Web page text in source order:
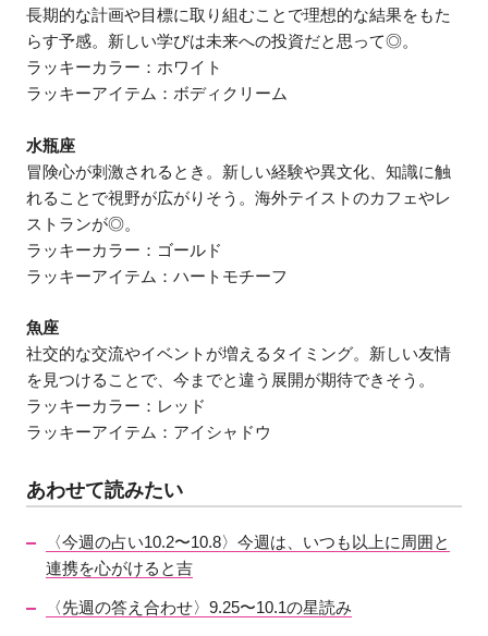
長期的な計画や目標に取り組むことで理想的な結果をもた
らす予感。新しい学びは未来への投資だと思って◎。
ラッキーカラー：ホワイト
ラッキーアイテム：ボディクリーム
水瓶座
冒険心が刺激されるとき。新しい経験や異文化、知識に触
れることで視野が広がりそう。海外テイストのカフェやレ
ストランが◎。
ラッキーカラー：ゴールド
ラッキーアイテム：ハートモチーフ
魚座
社交的な交流やイベントが増えるタイミング。新しい友情
を見つけることで、今までと違う展開が期待できそう。
ラッキーカラー：レッド
ラッキーアイテム：アイシャドウ
あわせて読みたい
〈今週の占い10.2〜10.8〉今週は、いつも以上に周囲と
連携を心がけると吉
〈先週の答え合わせ〉9.25〜10.1の星読み